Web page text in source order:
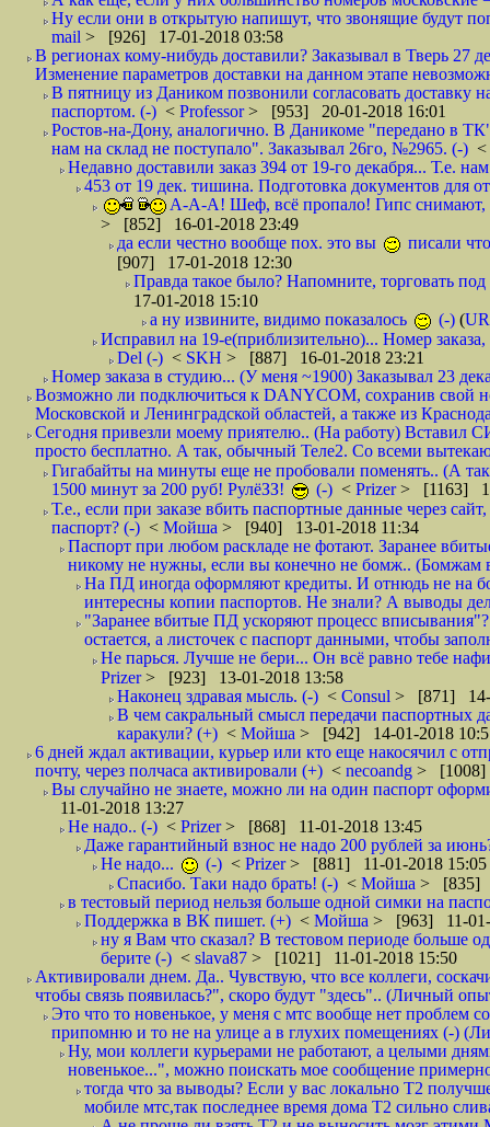
Ну если они в открытую напишут, что звонящие будут
mail > [926] 17-01-2018 03:58
В регионах кому-нибудь доставили? Заказывал в Тверь 27
Изменение параметров доставки на данном этапе
В пятницу из Даником позвонили согласовать доставку
паспортом. (-) < Professor> [953] 20-01-2018 16:01
Ростов-на-Дону, аналогично. В Даникоме "передано в
нам на склад не поступало". Заказывал 26го, №2965. (-) <
Недавно доставили заказ 394 от 19-го декабря... Т.е.
453 от 19 дек. тишина. Подготовка документов для
А-А-А! Шеф, всё пропало! Гипс снимают,
> [852] 16-01-2018 23:49
да если честно вообще пох. это вы
писали
[907] 17-01-2018 12:30
Правда такое было? Напомните, торговать
17-01-2018 15:10
а ну извините, видимо показалось
(-) (
Исправил на 19-е(приблизительно)... Номер
Del (-) < SKH > [887] 16-01-2018 23:21
Номер заказа в студию... (У меня ~1900) Заказывал 23
Возможно ли подключиться к DANYCOM, сохранив свой
Московской и Ленинградской областей, а также из
Сегодня привезли моему приятелю.. (На работу) Вставил
просто бесплатно. А так, обычный Теле2. Со всеми
Гигабайты на минуты еще не пробовали поменять.. (А
1500 минут за 200 руб! РулёЗЗ!
(-) < Prizer> [1163]
Т.е., если при заказе вбить паспортные данные через
паспорт? (-) < Мойша > [940] 13-01-2018 11:34
Паспорт при любом раскладе не фотают. Заранее
никому не нужны, если вы конечно не бомж.. (Бомжам
На ПД иногда оформляют кредиты. И отнюдь не на
интересны копии паспортов. Не знали? А выводы
"Заранее вбитые ПД ускоряют процесс
остается, а листочек с паспорт данными, чтобы
Не парься. Лучше не бери... Он всё равно тебе
Prizer> [923] 13-01-2018 13:58
Наконец здравая мысль. (-) < Consul > [871] 14-
В чем сакральный смысл передачи паспортных
каракули? (+) < Мойша > [942] 14-01-2018
6 дней ждал активации, курьер или кто еще накосячил с
почту, через полчаса активировали (+) < necoandg > [1008]
Вы случайно не знаете, можно ли на один паспорт
11-01-2018 13:27
Не надо.. (-) < Prizer> [868] 11-01-2018 13:45
Даже гарантийный взнос не надо 200 рублей за
Не надо...
(-) < Prizer> [881] 11-01-2018 15:05
Спасибо. Таки надо брать! (-) < Мойша > [835]
в тестовый период нельзя больше одной симки на
Поддержка в ВК пишет. (+) < Мойша > [963] 11-01-
ну я Вам что сказал? В тестовом периоде больше
берите (-) < slava87 > [1021] 11-01-2018 15:50
Активировали днем. Да.. Чувствую, что все коллеги,
чтобы связь появилась?", скоро будут "здесь".. (Личный
Это что то новенькое, у меня с мтс вообще нет проблем
припомню и то не на улице а в глухих помещениях (-)
Ну, мои коллеги курьерами не работают, а целыми
новенькое...", можно поискать мое сообщение
тогда что за выводы? Если у вас локально Т2
мобиле мтс,так последнее время дома Т2 сильно